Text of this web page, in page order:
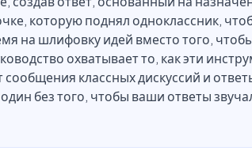
которую поднял одноклассник,
на шлифовку идей вместо того,
охватывает то, как эти
сообщения классных дискуссий и
один без того, чтобы ваши ответы